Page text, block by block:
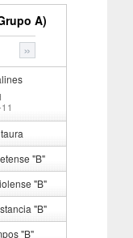
A)
»
"B"
"B"
"B"
"B"